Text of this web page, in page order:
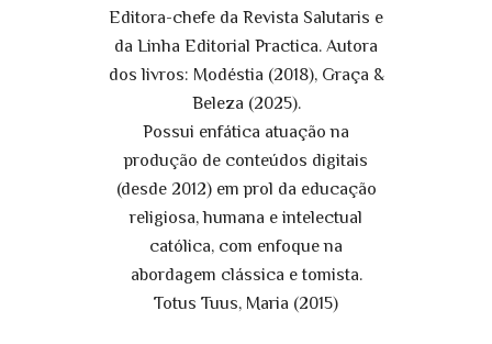
Editora-chefe da Revista Salutaris e
da Linha Editorial Practica. Autora
dos livros: Modéstia (2018), Graça &
Beleza (2025).
Possui enfática atuação na
produção de conteúdos digitais
(desde 2012) em prol da educação
religiosa, humana e intelectual
católica, com enfoque na
abordagem clássica e tomista.
Totus Tuus, Maria (2015)